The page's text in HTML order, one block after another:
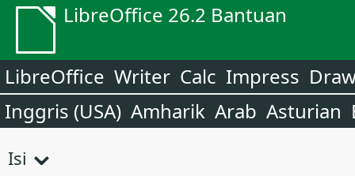
LibreOffice 26.2 Bantuan
LibreOffice Writer Calc Impress
Inggris (USA) Amharik Arab Asturian
Isi